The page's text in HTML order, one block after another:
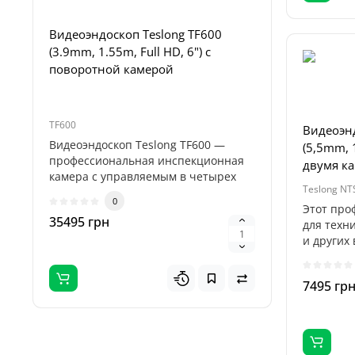
Видеоэндоскоп Teslong TF600
(3.9mm, 1.55m, Full HD, 6") с
поворотной камерой
TF600
Видеоэндоскоп Teslong TF600 —
профессиональная инспекционная
камера с управляемым в четырех
0
35495 грн
Set для
Teslong 5-
Teslong
пяти
895 грн
(5,5mm,
двумя
Teslong
Этот
для
и других
7495 грн